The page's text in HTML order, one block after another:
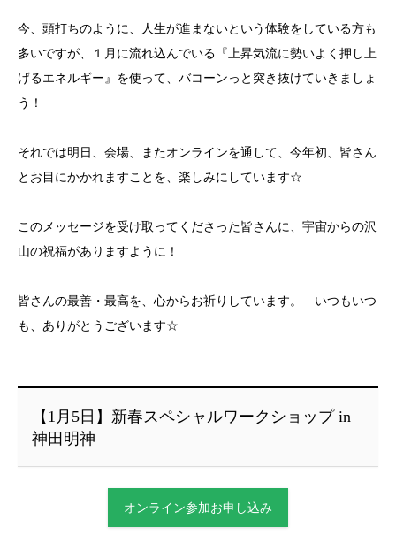
今、頭打ちのように、人生が進まないという体験をしている方も
多いですが、１月に流れ込んでいる『上昇気流に勢いよく押し上
げるエネルギー』を使って、バコーンっと突き抜けていきましょ
う！
それでは明日、会場、またオンラインを通して、今年初、皆さん
とお目にかかれますことを、楽しみにしています☆
このメッセージを受け取ってくださった皆さんに、宇宙からの沢
山の祝福がありますように！
皆さんの最善・最高を、心からお祈りしています。 いつもいつ
も、ありがとうございます☆
【1月5日】新春スペシャルワークショップ in
神田明神
オンライン参加お申し込み